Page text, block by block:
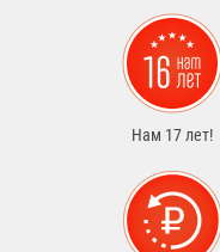
Нам 17 лет!